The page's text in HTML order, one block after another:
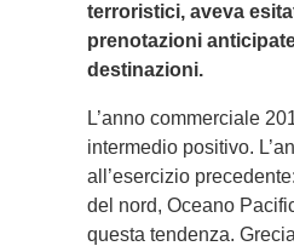
terroristici, aveva
prenotazioni
destinazioni.
L’anno commerciale
intermedio positivo.
all’esercizio
del nord, Oceano
questa tendenza.